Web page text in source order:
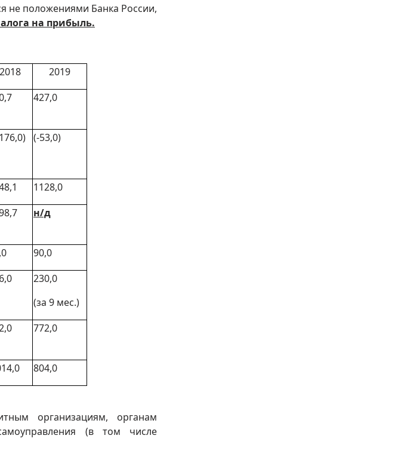
не положениями Банка России,
на прибыль.
2018
2019
427,0
(-53,0)
1128,0
н/д
90,0
230,0
(за 9 мес.)
772,0
804,0
организациям, органам
(в том числе